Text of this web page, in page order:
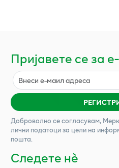
Пријавете се за
Доброволно се согласувам,
лични податоци за цели на
пошта.
Следете нѐ